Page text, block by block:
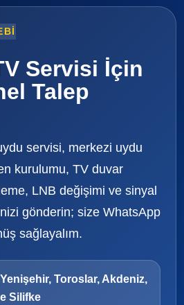
Servisi İçin
Talep
servisi, merkezi uydu
kurulumu, TV duvar
LNB değişimi ve sinyal
gönderin; size WhatsApp
sağlayalım.
Toroslar, Akdeniz,
Silifke